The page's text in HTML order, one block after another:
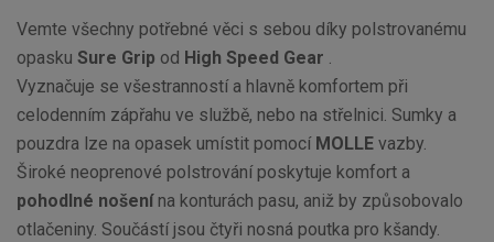
Vemte všechny potřebné věci s sebou díky polstrovanému
opasku Sure Grip od High Speed Gear
Vyznačuje se všestranností a hlavně komfortem při
celodenním zápřahu ve službě, nebo na střelnici. Sumky a
pouzdra lze na opasek umístit pomocí MOLLE vazby.
Široké neoprenové polstrování poskytuje komfort a
pohodlné nošenína konturách pasu, aniž by způsobovalo
otlačeniny. Součástí jsou čtyři nosná poutka pro kšandy.